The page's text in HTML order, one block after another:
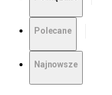
Polecane
Najnowsze